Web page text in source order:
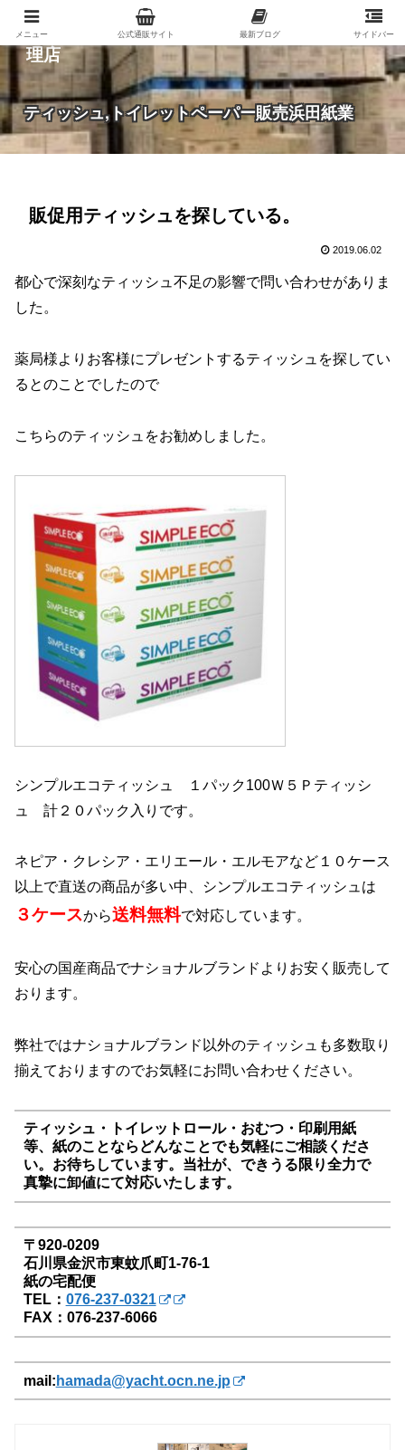
紙（家庭紙・包装紙・印刷用紙など）の総合代
理店
ティッシュ,トイレットペーパー販売浜田紙業
販促用ティッシュを探している。
2019.06.02
都心で深刻なティッシュ不足の影響で問い合わせがありま
した。
薬局様よりお客様にプレゼントするティッシュを探してい
るとのことでしたので
こちらのティッシュをお勧めしました。
シンプルエコティッシュ １パック100Ｗ５Ｐティッシ
ュ 計２０パック入りです。
ネピア・クレシア・エリエール・エルモアなど１０ケース
以上で直送の商品が多い中、シンプルエコティッシュは
３ケースから送料無料で対応しています。
安心の国産商品でナショナルブランドよりお安く販売して
おります。
弊社ではナショナルブランド以外のティッシュも多数取り
揃えておりますのでお気軽にお問い合わせください。
ティッシュ・トイレットロール・おむつ・印刷用紙
等、紙のことならどんなことでも気軽にご相談くださ
い。お待ちしています。当社が、できうる限り全力で
真摯に卸値にて対応いたします。
〒920‐0209
石川県金沢市東蚊爪町1‐76‐1
紙の宅配便
TEL： 076-237‐0321
FAX：076-237‐6066
mail: hamada@yacht.ocn.ne.jp
メニュー 公式通販サイト 最新ブログ サイドバー